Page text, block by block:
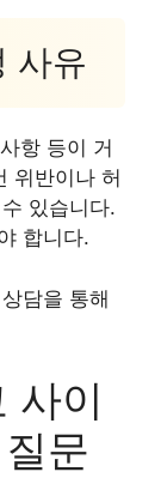
사유
항 등이 거
위반이나 허
있습니다.
합니다.
담을 통해
사이
문